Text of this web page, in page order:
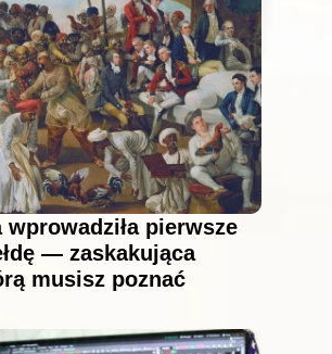
wprowadziła pierwsze
— zaskakująca
musisz poznać